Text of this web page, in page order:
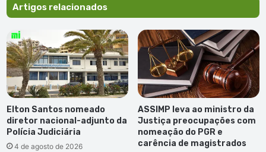
Artigos relacionados
Elton Santos nomeado
diretor nacional-adjunto da
Polícia Judiciária
4 de agosto de 2026
ASSIMP leva ao ministro da
Justiça preocupações com
nomeação do PGR e
carência de magistrados